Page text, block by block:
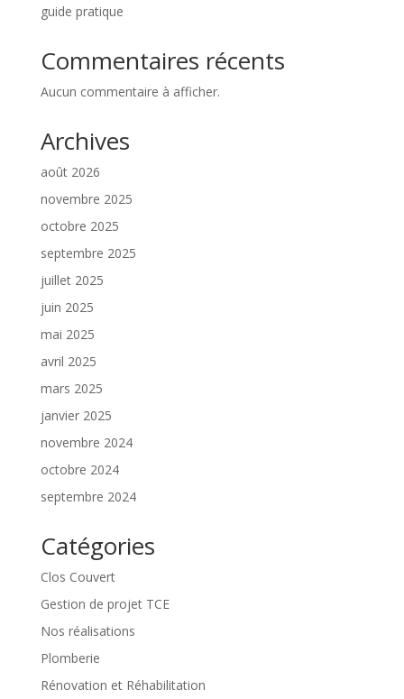
guide pratique
Commentaires récents
Aucun commentaire à afficher.
Archives
août 2026
novembre 2025
octobre 2025
septembre 2025
juillet 2025
juin 2025
mai 2025
avril 2025
mars 2025
janvier 2025
novembre 2024
octobre 2024
septembre 2024
Catégories
Clos Couvert
Gestion de projet TCE
Nos réalisations
Plomberie
Rénovation et Réhabilitation